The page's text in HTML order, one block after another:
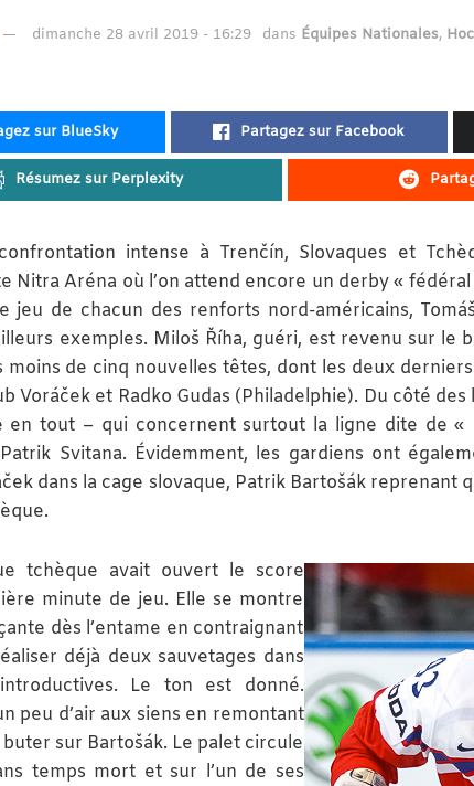
dimanche 28 avril 2019 - 16:29 dans Équipes Nationales,
sur BlueSky Partagez sur Facebook
Résumez sur Perplexity
intense à Trenčín, Slovaques et
Nitra Aréna où l’on attend encore un derby «
jeu de chacun des renforts nord-américains,
exemples. Miloš Říha, guéri, est revenu sur le
de cinq nouvelles têtes, dont les deux
Voráček et Radko Gudas (Philadelphie). Du côté
en tout – qui concernent surtout la ligne dite de «
Svitana. Évidemment, les gardiens ont
dans la cage slovaque, Patrik Bartošák reprenant
tchèque avait ouvert le score
minute de jeu. Elle se montre
dès l’entame en contraignant
déjà deux sauvetages dans
Le ton est donné.
peu d’air aux siens en remontant
sur Bartošák. Le palet circule
temps mort et sur l’un de ses